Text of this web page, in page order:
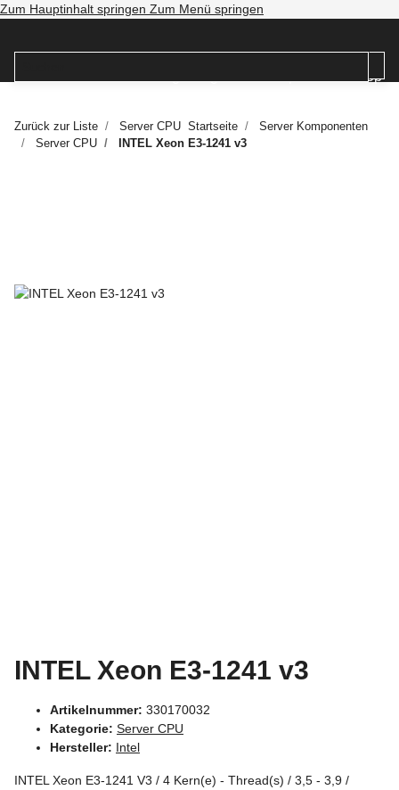
Zum Hauptinhalt springen Zum Menü springen
Zurück zur Liste Server CPU Startseite
Server Komponenten
Server CPU
INTEL Xeon E3-1241 v3
INTEL Xeon E3-1241 v3
Artikelnummer: 330170032
Kategorie: Server CPU
Hersteller: Intel
INTEL Xeon E3-1241 V3 / 4 Kern(e) - Thread(s) / 3,5 - 3,9 /